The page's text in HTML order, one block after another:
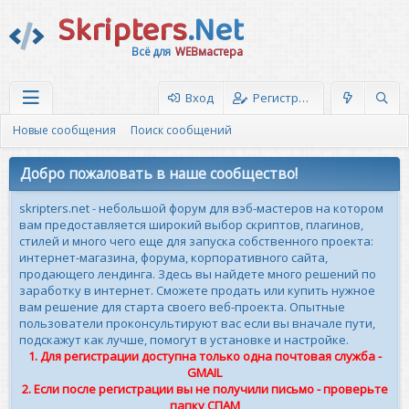
Skripters.Net
Всё для WEBмастера
Вход Регистрация
Новые сообщения Поиск сообщений
Добро пожаловать в наше сообщество!
skripters.net - небольшой форум для вэб-мастеров на котором
вам предоставляется широкий выбор скриптов, плагинов,
стилей и много чего еще для запуска собственного проекта:
интернет-магазина, форума, корпоративного сайта,
продающего лендинга. Здесь вы найдете много решений по
заработку в интернет. Сможете продать или купить нужное
вам решение для старта своего веб-проекта. Опытные
пользователи проконсультируют вас если вы вначале пути,
подскажут как лучше, помогут в установке и настройке.
1. Для регистрации доступна только одна почтовая служба -
GMAIL
2. Если после регистрации вы не получили письмо - проверьте
папку СПАМ